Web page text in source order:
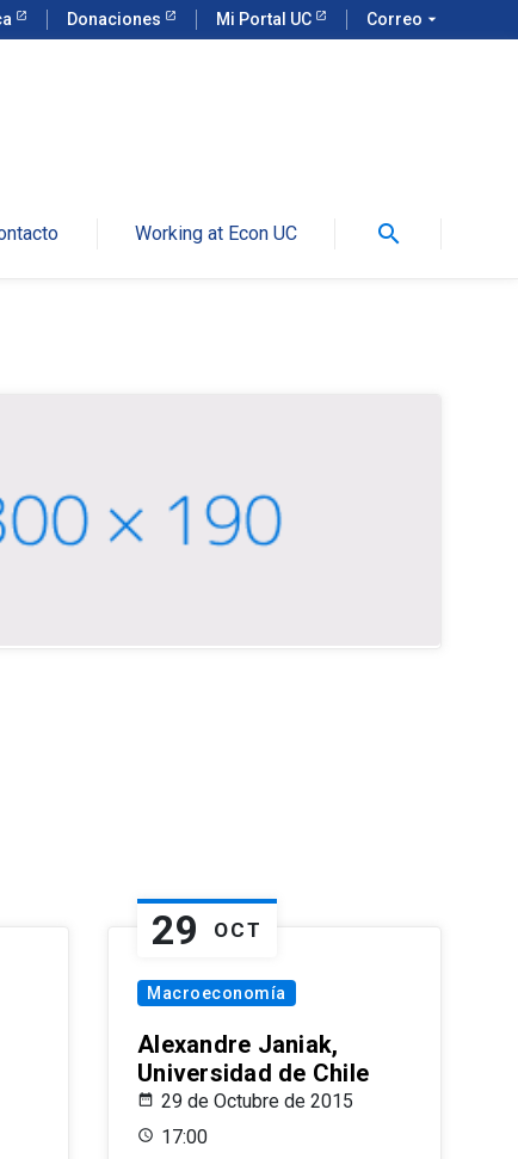
Donaciones Mi Portal UC Correo arrow_drop_down
Working at Econ UC search
29 OCT
Macroeconomía
Alexandre Janiak,
Universidad de Chile
29 de Octubre de 2015
17:00